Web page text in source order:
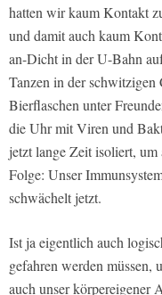
hatten wir kaum Kontakt
und damit auch kaum
an-Dicht in der U-Bahn
Tanzen in der
Bierflaschen unter
die Uhr mit Viren und
jetzt lange Zeit isoliert,
Folge: Unser
schwächelt jetzt.
Ist ja eigentlich auch
gefahren werden
auch unser körpereigener